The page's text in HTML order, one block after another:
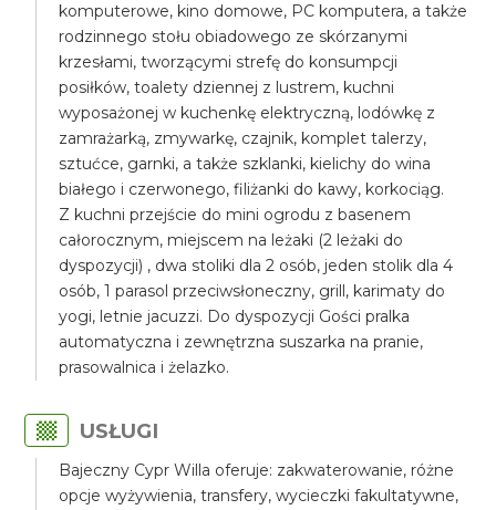
komputerowe, kino domowe, PC komputera, a także
rodzinnego stołu obiadowego ze skórzanymi
krzesłami, tworzącymi strefę do konsumpcji
posiłków, toalety dziennej z lustrem, kuchni
wyposażonej w kuchenkę elektryczną, lodówkę z
zamrażarką, zmywarkę, czajnik, komplet talerzy,
sztućce, garnki, a także szklanki, kielichy do wina
białego i czerwonego, filiżanki do kawy, korkociąg.
Z kuchni przejście do mini ogrodu z basenem
całorocznym, miejscem na leżaki (2 leżaki do
dyspozycji) , dwa stoliki dla 2 osób, jeden stolik dla 4
osób, 1 parasol przeciwsłoneczny, grill, karimaty do
yogi, letnie jacuzzi. Do dyspozycji Gości pralka
automatyczna i zewnętrzna suszarka na pranie,
prasowalnica i żelazko.
USŁUGI
Bajeczny Cypr Willa oferuje: zakwaterowanie, różne
opcje wyżywienia, transfery, wycieczki fakultatywne,